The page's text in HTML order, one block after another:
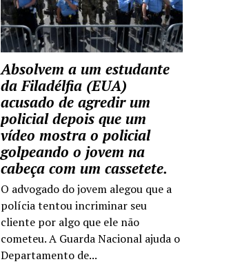
Absolvem a um estudante
da Filadélfia (EUA)
acusado de agredir um
policial depois que um
vídeo mostra o policial
golpeando o jovem na
cabeça com um cassetete.
O advogado do jovem alegou que a
polícia tentou incriminar seu
cliente por algo que ele não
cometeu. A Guarda Nacional ajuda o
Departamento de...